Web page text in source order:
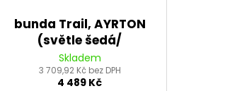
bunda Trail, AYRTON
(světle šedá/
černá/red/modrá/
šedá) 2026
Skladem
3 709,92 Kč bez DPH
4 489 Kč